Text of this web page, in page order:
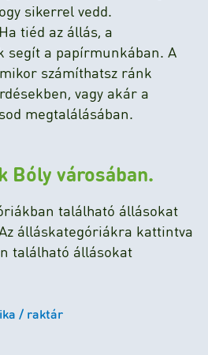
sikerrel vedd.
tiéd az állás, a
segít a papírmunkában. A
számíthatsz ránk
vagy akár a
megtalálásában.
Bóly városában.
található állásokat
álláskategóriákra kattintva
található állásokat
/ raktár